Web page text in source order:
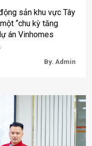
sản khu vực Tây
“chu kỳ tăng
án Vinhomes
By. Admin